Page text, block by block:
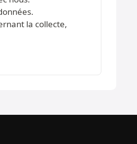
la collecte,